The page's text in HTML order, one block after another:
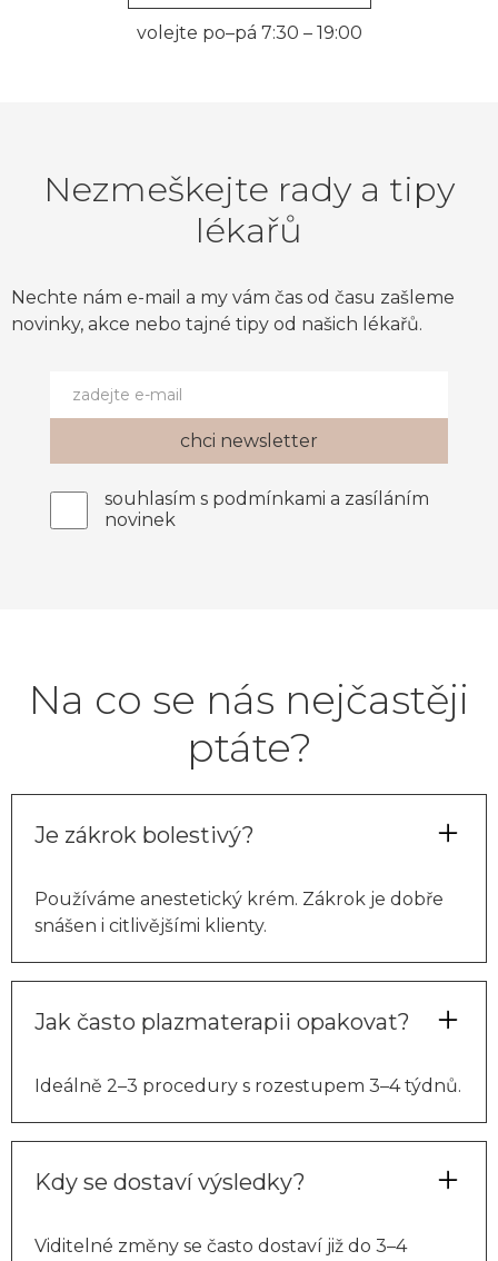
volejte po–pá 7:30 – 19:00
Nezmeškejte rady a tipy
lékařů
Nechte nám e-mail a my vám čas od času zašleme
novinky, akce nebo tajné tipy od našich lékařů.
souhlasím s podmínkami a zasíláním
novinek
Na co se nás nejčastěji
ptáte?
Je zákrok bolestivý?
Používáme anestetický krém. Zákrok je dobře
snášen i citlivějšími klienty.
Jak často plazmaterapii opakovat?
Ideálně 2–3 procedury s rozestupem 3–4 týdnů.
Kdy se dostaví výsledky?
Viditelné změny se často dostaví již do 3–4